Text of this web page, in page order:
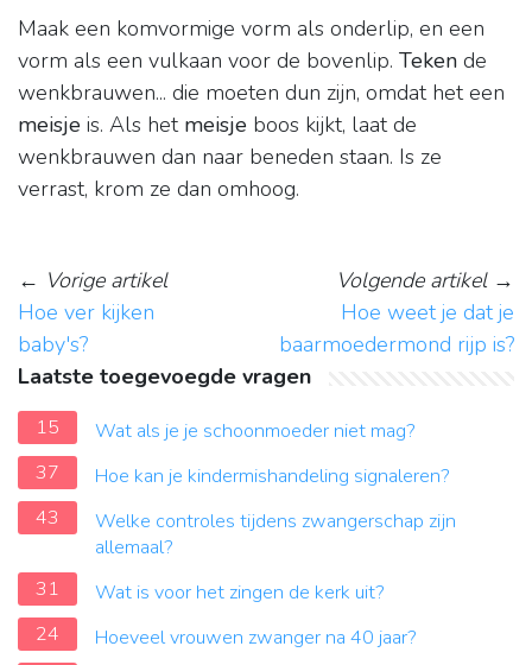
Maak een komvormige vorm als onderlip, en een
vorm als een vulkaan voor de bovenlip. Teken de
wenkbrauwen... die moeten dun zijn, omdat het een
meisje is. Als het meisje boos kijkt, laat de
wenkbrauwen dan naar beneden staan. Is ze
verrast, krom ze dan omhoog.
← Vorige artikel
Hoe ver kijken
baby's?
Volgende artikel→
Hoe weet je dat je
baarmoedermond rijp is?
Laatste toegevoegde vragen
15
Wat als je je schoonmoeder niet mag?
37
Hoe kan je kindermishandeling signaleren?
43
Welke controles tijdens zwangerschap zijn
allemaal?
31
Wat is voor het zingen de kerk uit?
24
Hoeveel vrouwen zwanger na 40 jaar?